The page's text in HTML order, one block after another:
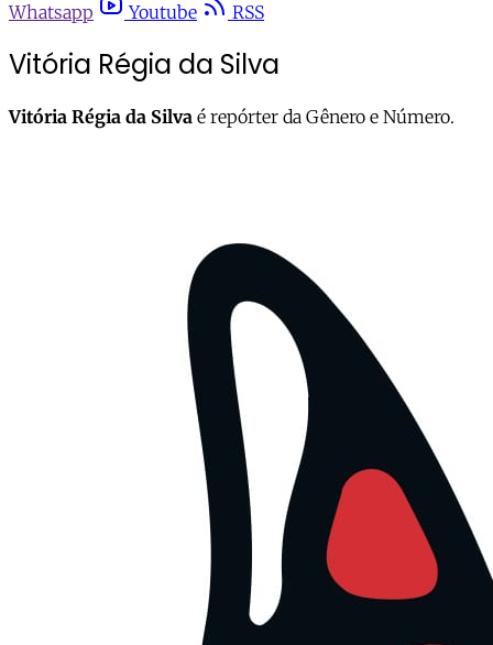
Whatsapp
Youtube RSS
Vitória Régia da Silva
Vitória Régia da Silva é repórter da Gênero e Número.